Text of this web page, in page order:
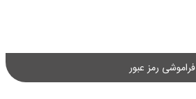
فراموشی رمز عبور